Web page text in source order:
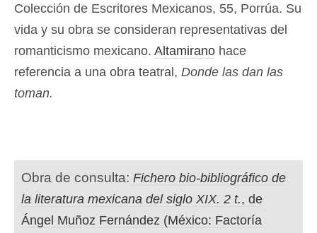
Colección de Escritores Mexicanos, 55, Porrúa. Su
vida y su obra se consideran representativas del
romanticismo mexicano. Altamirano hace
referencia a una obra teatral, Donde las dan las
toman.
Obra de consulta: Fichero bio-bibliográfico de
la literatura mexicana del siglo XIX. 2 t., de
Ángel Muñoz Fernández (México: Factoría